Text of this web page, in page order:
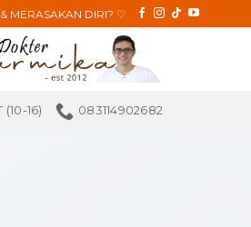
MERASAKAN DIRI? ♡
(10-16) 083114902682